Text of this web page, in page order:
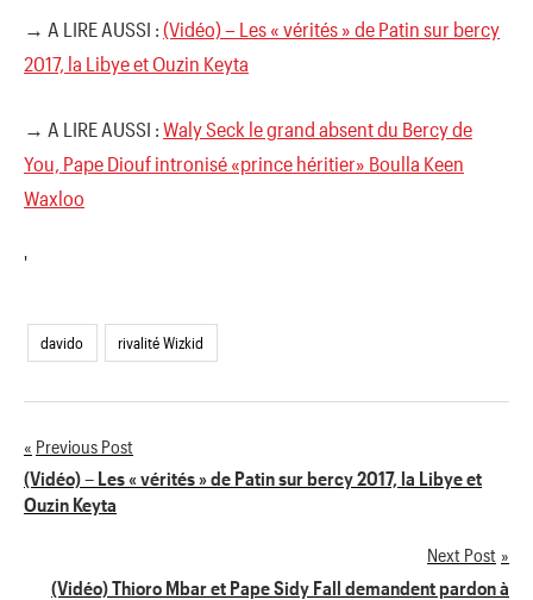
→ A LIRE AUSSI : (Vidéo) – Les « vérités » de Patin sur bercy
2017, la Libye et Ouzin Keyta
→ A LIRE AUSSI : Waly Seck le grand absent du Bercy de
You, Pape Diouf intronisé «prince héritier» Boulla Keen
Waxloo
'
davido rivalité Wizkid
Navigation
de
Previous Post
(Vidéo) – Les « vérités » de Patin sur bercy 2017, la Libye et
Ouzin Keyta
Next Post
(Vidéo) Thioro Mbar et Pape Sidy Fall demandent pardon à